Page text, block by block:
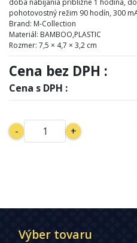
pohotovostný režim 90 hodín, 300
Brand: M-Collection
Materiál: BAMBOO,PLASTIC
Rozmer: 7,5 × 4,7 × 3,2 cm
Cena bez DPH :
Cena s DPH :
- +
Výber tovaru